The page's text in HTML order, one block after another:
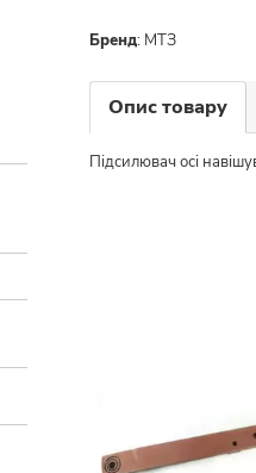
Бренд: МТЗ
Опис товару
Підсилювач осі